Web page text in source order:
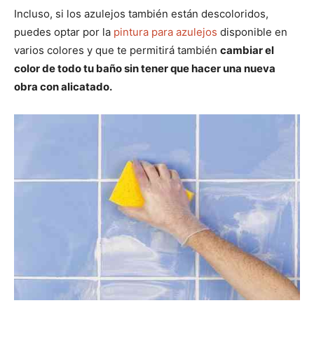
Incluso, si los azulejos también están descoloridos,
puedes optar por la pintura para azulejos disponible en
varios colores y que te permitirá también cambiar el
color de todo tu baño sin tener que hacer una nueva
obra con alicatado.